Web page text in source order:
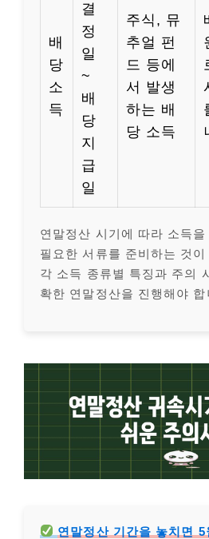
배
당
소
득
결
정
일
~
배
당
지
급
일
주식, 뮤
추얼 펀
드 등에
서 발생
하는 배
당 소득
연말정산 시기에 따라 소득
필요한 서류를 준비하는 것
각 소득 종류별 특징과 주의
확한 연말정산을 진행해야 합
연말정산 기간을 놓치면